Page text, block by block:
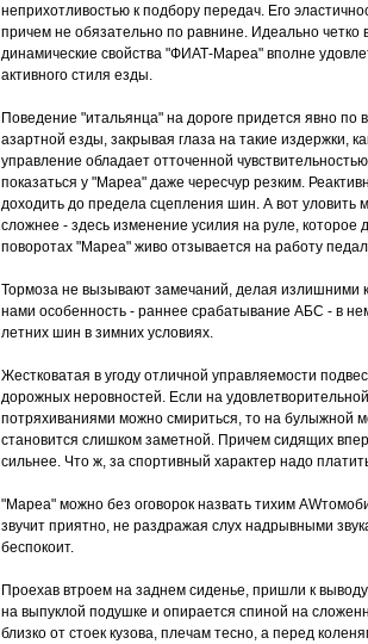
неприхотливостью к подбору передач. Его
причем не обязательно по равнине. Идеально
динамические свойства "ФИАТ-Мареа" вполне
активного стиля езды.
Поведение "итальянца" на дороге придется явно по
азартной езды, закрывая глаза на такие издержки,
управление обладает отточенной
показаться у "Мареа" даже чересчур резким.
доходить до предела сцепления шин. А вот уловить
сложнее - здесь изменение усилия на руле,
поворотах "Мареа" живо отзывается на работу
Тормоза не вызывают замечаний, делая излишними
нами особенность - раннее срабатывание АБС - в
летних шин в зимних условиях.
Жестковатая в угоду отличной управляемости
дорожных неровностей. Если на
потряхиваниями можно смириться, то на булыжной
становится слишком заметной. Причем сидящих
сильнее. Что ж, за спортивный характер надо
"Мареа" можно без оговорок назвать тихим
звучит приятно, не раздражая слух надрывными
беспокоит.
Проехав втроем на заднем сиденье, пришли к
на выпуклой подушке и опирается спиной на
близко от стоек кузова, плечам тесно, а перед